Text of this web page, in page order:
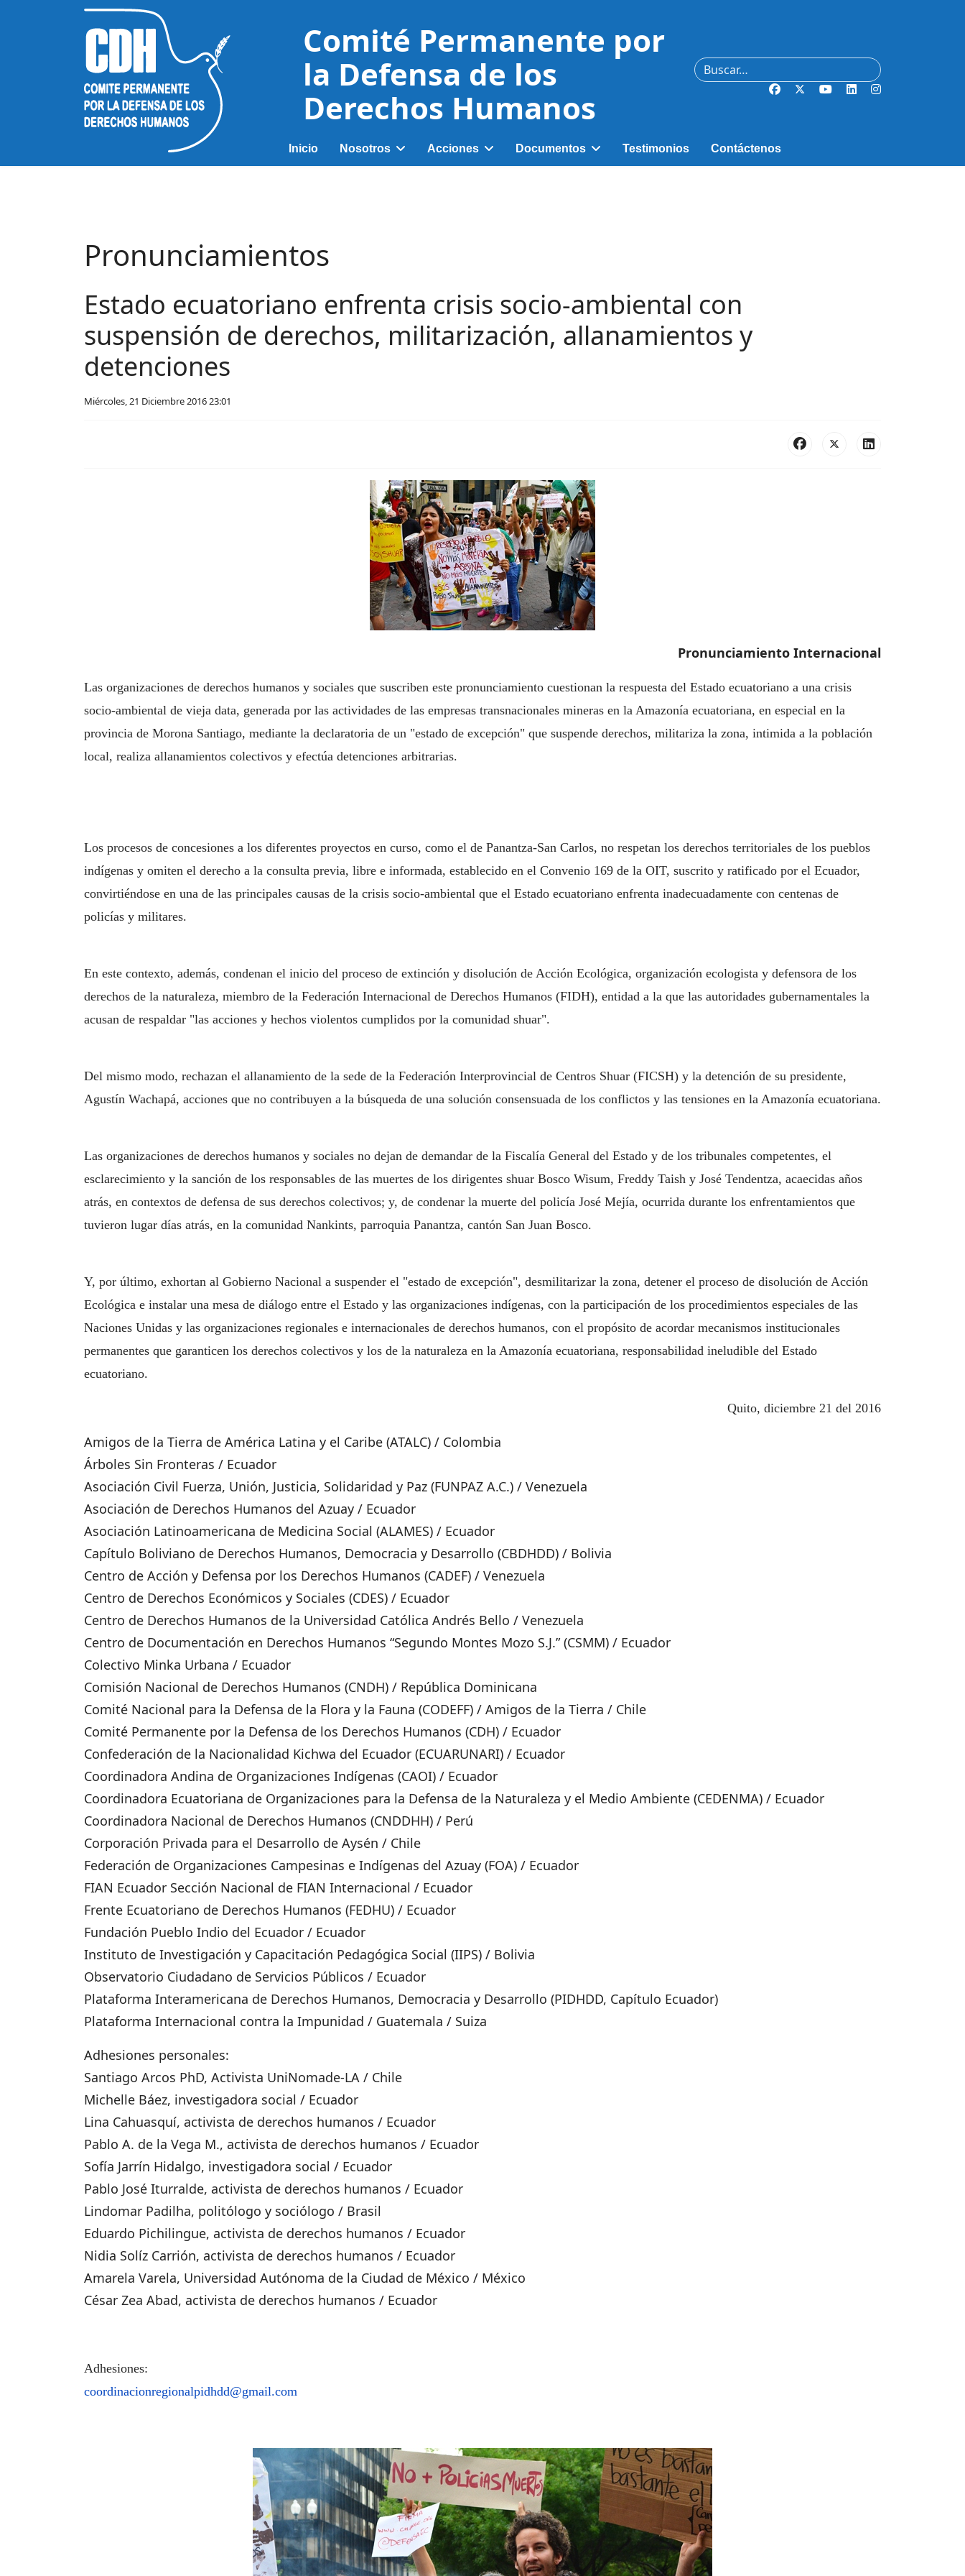
Comité Permanente por
la Defensa de los
Derechos Humanos
Buscar
Inicio Nosotros Acciones Documentos Testimonios Contáctenos
Pronunciamientos
Estado ecuatoriano enfrenta crisis socio-ambiental con
suspensión de derechos, militarización, allanamientos y
detenciones
Miércoles, 21 Diciembre 2016 23:01
Pronunciamiento Internacional
Las organizaciones de derechos humanos y sociales que suscriben este pronunciamiento cuestionan la respuesta del Estado ecuatoriano a una crisis
socio-ambiental de vieja data, generada por las actividades de las empresas transnacionales mineras en la Amazonía ecuatoriana, en especial en la
provincia de Morona Santiago, mediante la declaratoria de un "estado de excepción" que suspende derechos, militariza la zona, intimida a la población
local, realiza allanamientos colectivos y efectúa detenciones arbitrarias.
Los procesos de concesiones a los diferentes proyectos en curso, como el de Panantza-San Carlos, no respetan los derechos territoriales de los pueblos
indígenas y omiten el derecho a la consulta previa, libre e informada, establecido en el Convenio 169 de la OIT, suscrito y ratificado por el Ecuador,
convirtiéndose en una de las principales causas de la crisis socio-ambiental que el Estado ecuatoriano enfrenta inadecuadamente con centenas de
policías y militares.
En este contexto, además, condenan el inicio del proceso de extinción y disolución de Acción Ecológica, organización ecologista y defensora de los
derechos de la naturaleza, miembro de la Federación Internacional de Derechos Humanos (FIDH), entidad a la que las autoridades gubernamentales la
acusan de respaldar "las acciones y hechos violentos cumplidos por la comunidad shuar".
Del mismo modo, rechazan el allanamiento de la sede de la Federación Interprovincial de Centros Shuar (FICSH) y la detención de su presidente,
Agustín Wachapá, acciones que no contribuyen a la búsqueda de una solución consensuada de los conflictos y las tensiones en la Amazonía ecuatoriana.
Las organizaciones de derechos humanos y sociales no dejan de demandar de la Fiscalía General del Estado y de los tribunales competentes, el
esclarecimiento y la sanción de los responsables de las muertes de los dirigentes shuar Bosco Wisum, Freddy Taish y José Tendentza, acaecidas años
atrás, en contextos de defensa de sus derechos colectivos; y, de condenar la muerte del policía José Mejía, ocurrida durante los enfrentamientos que
tuvieron lugar días atrás, en la comunidad Nankints, parroquia Panantza, cantón San Juan Bosco.
Y, por último, exhortan al Gobierno Nacional a suspender el "estado de excepción", desmilitarizar la zona, detener el proceso de disolución de Acción
Ecológica e instalar una mesa de diálogo entre el Estado y las organizaciones indígenas, con la participación de los procedimientos especiales de las
Naciones Unidas y las organizaciones regionales e internacionales de derechos humanos, con el propósito de acordar mecanismos institucionales
permanentes que garanticen los derechos colectivos y los de la naturaleza en la Amazonía ecuatoriana, responsabilidad ineludible del Estado
ecuatoriano.
Quito, diciembre 21 del 2016
Amigos de la Tierra de América Latina y el Caribe (ATALC) / Colombia
Árboles Sin Fronteras / Ecuador
Asociación Civil Fuerza, Unión, Justicia, Solidaridad y Paz (FUNPAZ A.C.) / Venezuela
Asociación de Derechos Humanos del Azuay / Ecuador
Asociación Latinoamericana de Medicina Social (ALAMES) / Ecuador
Capítulo Boliviano de Derechos Humanos, Democracia y Desarrollo (CBDHDD) / Bolivia
Centro de Acción y Defensa por los Derechos Humanos (CADEF) / Venezuela
Centro de Derechos Económicos y Sociales (CDES) / Ecuador
Centro de Derechos Humanos de la Universidad Católica Andrés Bello / Venezuela
Centro de Documentación en Derechos Humanos “Segundo Montes Mozo S.J.” (CSMM) / Ecuador
Colectivo Minka Urbana / Ecuador
Comisión Nacional de Derechos Humanos (CNDH) / República Dominicana
Comité Nacional para la Defensa de la Flora y la Fauna (CODEFF) / Amigos de la Tierra / Chile
Comité Permanente por la Defensa de los Derechos Humanos (CDH) / Ecuador
Confederación de la Nacionalidad Kichwa del Ecuador (ECUARUNARI) / Ecuador
Coordinadora Andina de Organizaciones Indígenas (CAOI) / Ecuador
Coordinadora Ecuatoriana de Organizaciones para la Defensa de la Naturaleza y el Medio Ambiente (CEDENMA) / Ecuador
Coordinadora Nacional de Derechos Humanos (CNDDHH) / Perú
Corporación Privada para el Desarrollo de Aysén / Chile
Federación de Organizaciones Campesinas e Indígenas del Azuay (FOA) / Ecuador
FIAN Ecuador Sección Nacional de FIAN Internacional / Ecuador
Frente Ecuatoriano de Derechos Humanos (FEDHU) / Ecuador
Fundación Pueblo Indio del Ecuador / Ecuador
Instituto de Investigación y Capacitación Pedagógica Social (IIPS) / Bolivia
Observatorio Ciudadano de Servicios Públicos / Ecuador
Plataforma Interamericana de Derechos Humanos, Democracia y Desarrollo (PIDHDD, Capítulo Ecuador)
Plataforma Internacional contra la Impunidad / Guatemala / Suiza
Adhesiones personales:
Santiago Arcos PhD, Activista UniNomade-LA / Chile
Michelle Báez, investigadora social / Ecuador
Lina Cahuasquí, activista de derechos humanos / Ecuador
Pablo A. de la Vega M., activista de derechos humanos / Ecuador
Sofía Jarrín Hidalgo, investigadora social / Ecuador
Pablo José Iturralde, activista de derechos humanos / Ecuador
Lindomar Padilha, politólogo y sociólogo / Brasil
Eduardo Pichilingue, activista de derechos humanos / Ecuador
Nidia Solíz Carrión, activista de derechos humanos / Ecuador
Amarela Varela, Universidad Autónoma de la Ciudad de México / México
César Zea Abad, activista de derechos humanos / Ecuador
Adhesiones:
coordinacionregionalpidhdd@gmail.com